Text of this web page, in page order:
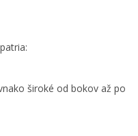
široké od bokov až po